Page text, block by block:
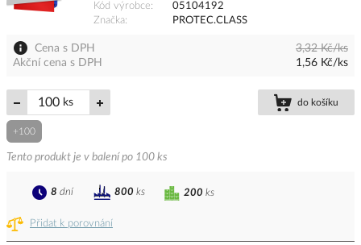
Kód výrobce
05104192
Značka
PROTEC.CLASS
Cena s DPH
3,32 Kč/ks
Akční cena s DPH
1,56 Kč/ks
ks do košíku
+100
Tento produkt je v balení po 100 ks
Přidat k porovnání
200 ks
8 dní 800 ks